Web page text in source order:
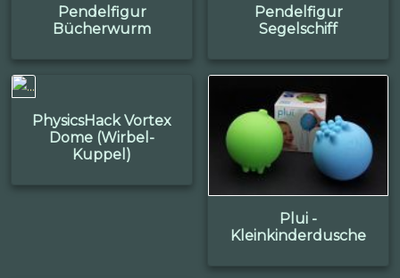
Pendelfigur
Bücherwurm
Pendelfigur
Segelschiff
PhysicsHack Vortex
Dome (Wirbel-
Kuppel)
Plui -
Kleinkinderdusche